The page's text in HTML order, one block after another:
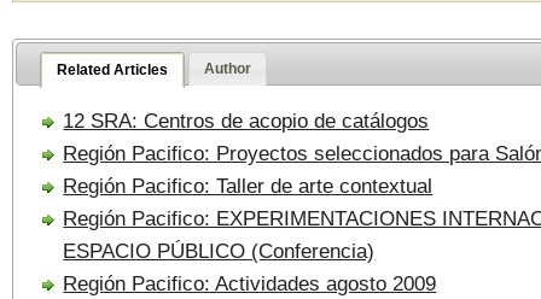
Related Articles Author
12 SRA: Centros de acopio de catálogos
Región Pacifico: Proyectos seleccionados para
Región Pacifico: Taller de arte contextual
Región Pacifico: EXPERIMENTACIONES
ESPACIO PÚBLICO (Conferencia)
Región Pacifico: Actividades agosto 2009